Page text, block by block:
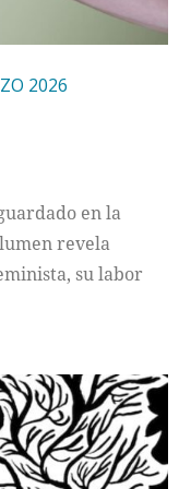
2026
en la
revela
su labor